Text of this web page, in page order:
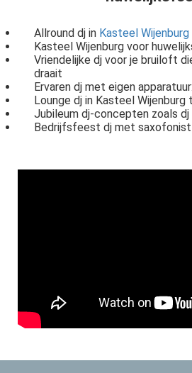
Allround dj in Kasteel Wijenburg
Kasteel Wijenburg voor
Vriendelijke dj voor je bruiloft
draait
Ervaren dj met eigen
Lounge dj in Kasteel
Jubileum dj-concepten zoals
Bedrijfsfeest dj met